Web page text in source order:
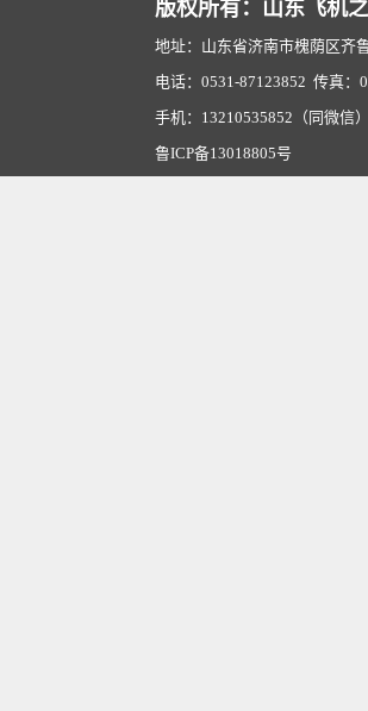
版权所有：山东飞机
地址：山东省济南市槐荫区齐
电话：0531-87123852 传真：
手机：13210535852（同微信
鲁ICP备13018805号